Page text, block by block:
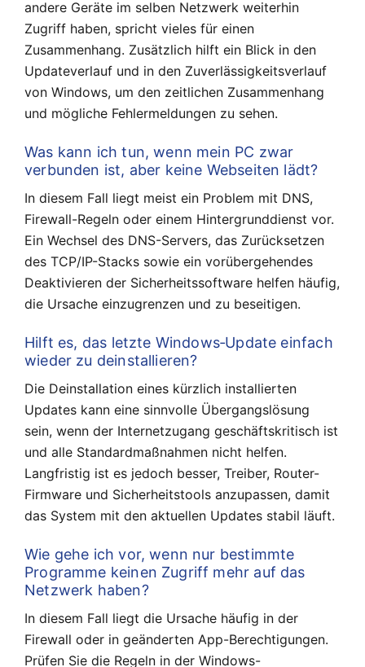
andere Geräte im selben Netzwerk weiterhin
Zugriff haben, spricht vieles für einen
Zusammenhang. Zusätzlich hilft ein Blick in den
Updateverlauf und in den Zuverlässigkeitsverlauf
von Windows, um den zeitlichen Zusammenhang
und mögliche Fehlermeldungen zu sehen.
Was kann ich tun, wenn mein PC zwar
verbunden ist, aber keine Webseiten lädt?
In diesem Fall liegt meist ein Problem mit DNS,
Firewall-Regeln oder einem Hintergrunddienst vor.
Ein Wechsel des DNS-Servers, das Zurücksetzen
des TCP/IP-Stacks sowie ein vorübergehendes
Deaktivieren der Sicherheitssoftware helfen häufig,
die Ursache einzugrenzen und zu beseitigen.
Hilft es, das letzte Windows‑Update einfach
wieder zu deinstallieren?
Die Deinstallation eines kürzlich installierten
Updates kann eine sinnvolle Übergangslösung
sein, wenn der Internetzugang geschäftskritisch ist
und alle Standardmaßnahmen nicht helfen.
Langfristig ist es jedoch besser, Treiber, Router-
Firmware und Sicherheitstools anzupassen, damit
das System mit den aktuellen Updates stabil läuft.
Wie gehe ich vor, wenn nur bestimmte
Programme keinen Zugriff mehr auf das
Netzwerk haben?
In diesem Fall liegt die Ursache häufig in der
Firewall oder in geänderten App-Berechtigungen.
Prüfen Sie die Regeln in der Windows-